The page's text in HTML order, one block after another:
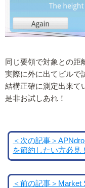
同じ要領で対象との距
実際に外に出てビルで
結構正確に測定出来て
是非お試しあれ！
＜次の記事＞
を節約したい方必見
＜前の記事＞